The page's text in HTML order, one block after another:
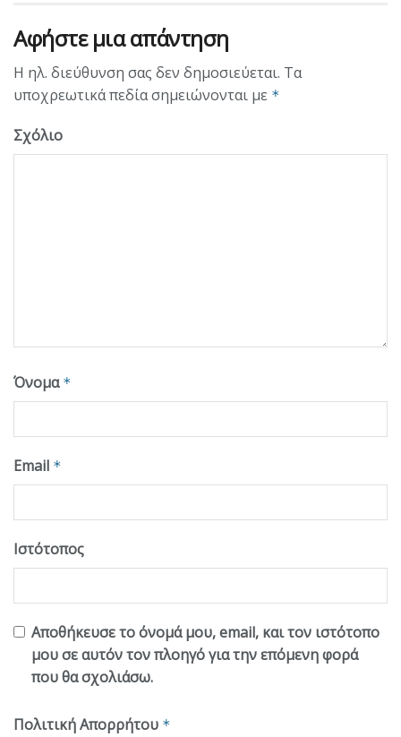
Αφήστε μια απάντηση
Η ηλ. διεύθυνση σας δεν δημοσιεύεται. Τα
υποχρεωτικά πεδία σημειώνονται με *
Σχόλιο
Όνομα *
Email *
Ιστότοπος
Αποθήκευσε το όνομά μου, email, και τον ιστότοπο
μου σε αυτόν τον πλοηγό για την επόμενη φορά
που θα σχολιάσω.
Πολιτική Απορρήτου *